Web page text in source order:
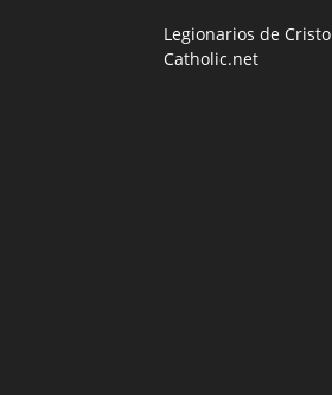
Legionarios de Cristo
Catholic.net